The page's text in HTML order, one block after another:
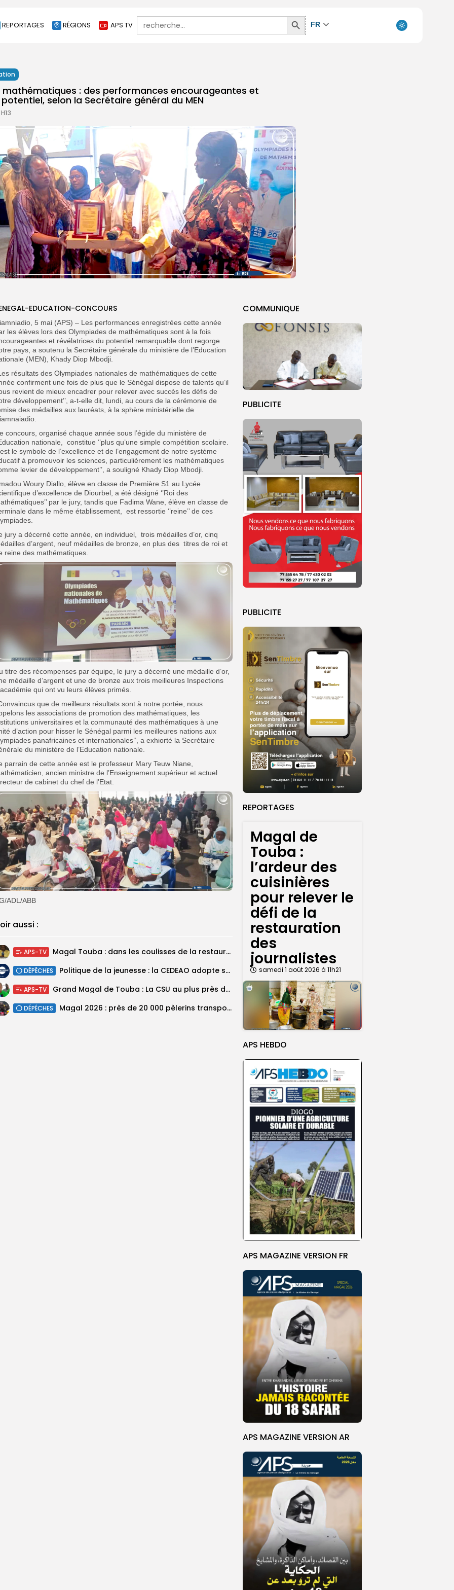
REPORTAGES RÉGIONS APS TV
Search
for:
Search
Button
FR
mathématiques : des performances encourageantes et
selon la Secrétaire général du MEN
COMMUNIQUE
PUBLICITE
PUBLICITE
REPORTAGES
Magal de
Touba :
l’ardeur des
cuisinières
pour relever le
défi de la
restauration
des
journalistes
samedi 1 août 2026 à 11h21
APS HEBDO
APS MAGAZINE VERSION FR
APS MAGAZINE VERSION AR
EDUCATION-CONCOURS
5 mai (APS) – Les performances enregistrées cette année
les élèves lors des Olympiades de mathématiques sont à la fois
et révélatrices du potentiel remarquable dont regorge
pays, a soutenu la Secrétaire générale du ministère de l’Education
(MEN), Khady Diop Mbodji.
résultats des Olympiades nationales de mathématiques de cette
confirment une fois de plus que le Sénégal dispose de talents qu’il
revient de mieux encadrer pour relever avec succès les défis de
développement’’, a-t-elle dit, lundi, au cours de la cérémonie de
des médailles aux lauréats, à la sphère ministérielle de
concours, organisé chaque année sous l’égide du ministère de
nationale, constitue ‘’plus qu’une simple compétition scolaire.
le symbole de l’excellence et de l’engagement de notre système
à promouvoir les sciences, particulièrement les mathématiques
levier de développement’’, a souligné Khady Diop Mbodji.
Woury Diallo, élève en classe de Première S1 au Lycée
d’excellence de Diourbel, a été désigné ‘’Roi des
par le jury, tandis que Fadima Wane, élève en classe de
dans le même établissement, est ressortie ‘’reine’’ de ces
jury a décerné cette année, en individuel, trois médailles d’or, cinq
d’argent, neuf médailles de bronze, en plus des titres de roi et
reine des mathématiques.
titre des récompenses par équipe, le jury a décerné une médaille d’or,
médaille d’argent et une de bronze aux trois meilleures Inspections
qui ont vu leurs élèves primés.
que de meilleurs résultats sont à notre portée, nous
les associations de promotion des mathématiques, les
universitaires et la communauté des mathématiques à une
d’action pour hisser le Sénégal parmi les meilleures nations aux
panafricaines et internationales’’, a exhiorté la Secrétaire
du ministère de l’Education nationale.
parrain de cette année est le professeur Mary Teuw Niane,
ancien ministre de l’Enseignement supérieur et actuel
de cabinet du chef de l’Etat.
ADL/ABB
aussi :
APS-TV Magal Touba : dans les coulisses de la restauration de la presse...
DÉPÊCHES Politique de la jeunesse : la CEDEAO adopte son plan d’actions stratégiques...
APS-TV Grand Magal de Touba : La CSU au plus près des pèlerins
DÉPÊCHES Magal 2026 : près de 20 000 pèlerins transportés vers Touba en...